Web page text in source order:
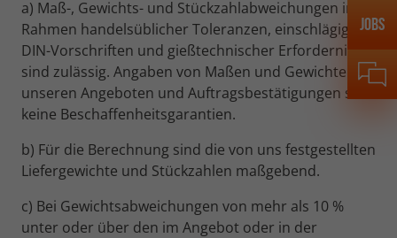
a) Maß-, Gewichts- und Stückzahlabweichungen im
Rahmen handelsüblicher Toleranzen, einschlägiger
DIN-Vorschriften und gießtechnischer Erfordernisse
sind zulässig. Angaben von Maßen und Gewichten im
unseren Angeboten und Auftragsbestätigungen sind
keine Beschaffenheitsgarantien.
b) Für die Berechnung sind die von uns festgestellten
Liefergewichte und Stückzahlen maßgebend.
c) Bei Gewichtsabweichungen von mehr als 10 %
unter oder über den im Angebot oder in der
Jobs